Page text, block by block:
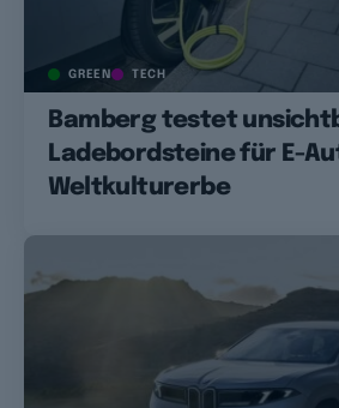
GREEN TECH
Bamberg testet
Ladebordsteine für E-
Weltkulturerbe